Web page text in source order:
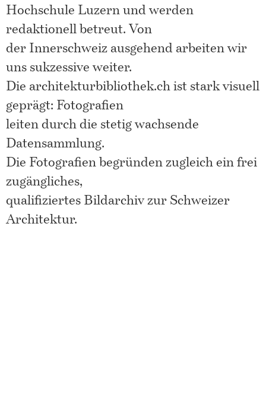
Hochschule Luzern und werden
redaktionell betreut. Von
der Innerschweiz ausgehend arbeiten wir
uns sukzessive weiter.
Die architekturbibliothek.ch ist stark visuell
geprägt: Fotografien
leiten durch die stetig wachsende
Datensammlung.
Die Fotografien begründen zugleich ein frei
zugängliches,
qualifiziertes Bildarchiv zur Schweizer
Architektur.